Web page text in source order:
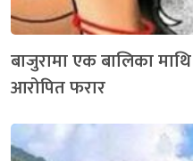
बाजुरामा एक बालिका
आरोपित फरार